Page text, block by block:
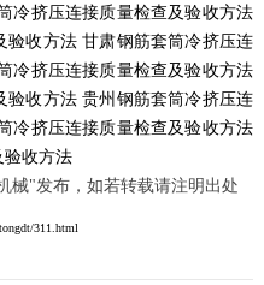
冷挤压连接质量检查及验收方法
验收方法 甘肃钢筋套筒冷挤压连
冷挤压连接质量检查及验收方法
验收方法 贵州钢筋套筒冷挤压连
冷挤压连接质量检查及验收方法
验收方法
械"发布，如若转载请注明出处
311.html